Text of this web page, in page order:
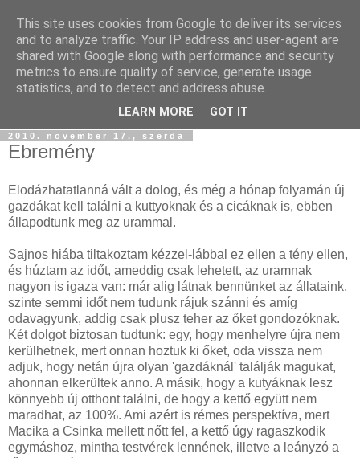
Szőttesföld
Képes és képtelen kalandozásaink keresztül-kasul
Középfölde kockás kendőjén...
2010. november 17., szerda
Ebremény
Elodázhatatlanná vált a dolog, és még a hónap folyamán új
gazdákat kell találni a kuttyoknak és a cicáknak is, ebben
állapodtunk meg az urammal.
Sajnos hiába tiltakoztam kézzel-lábbal ez ellen a tény ellen,
és húztam az időt, ameddig csak lehetett, az uramnak
nagyon is igaza van: már alig látnak bennünket az állataink,
szinte semmi időt nem tudunk rájuk szánni és amíg
odavagyunk, addig csak plusz teher az őket gondozóknak.
Két dolgot biztosan tudtunk: egy, hogy menhelyre újra nem
kerülhetnek, mert onnan hoztuk ki őket, oda vissza nem
adjuk, hogy netán újra olyan 'gazdáknál' találják magukat,
ahonnan elkerültek anno. A másik, hogy a kutyáknak lesz
könnyebb új otthont találni, de hogy a kettő együtt nem
maradhat, az 100%. Ami azért is rémes perspektíva, mert
Macika a Csinka mellett nőtt fel, a kettő úgy ragaszkodik
egymáshoz, mintha testvérek lennének, illetve a leányzó a
This site uses cookies from Google to deliver its services
and to analyze traffic. Your IP address and user-agent are
shared with Google along with performance and security
metrics to ensure quality of service, generate usage
statistics, and to detect and address abuse.
LEARN MORE GOT IT